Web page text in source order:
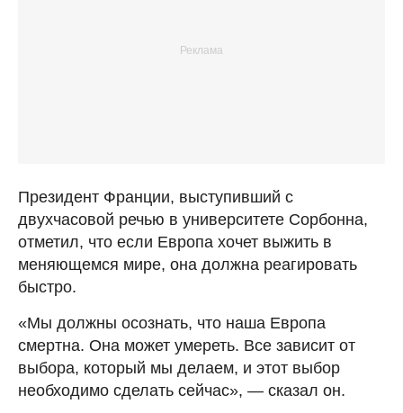
Президент Франции, выступивший с
двухчасовой речью в университете Сорбонна,
отметил, что если Европа хочет выжить в
меняющемся мире, она должна реагировать
быстро.
«Мы должны осознать, что наша Европа
смертна. Она может умереть. Все зависит от
выбора, который мы делаем, и этот выбор
необходимо сделать сейчас», — сказал он.